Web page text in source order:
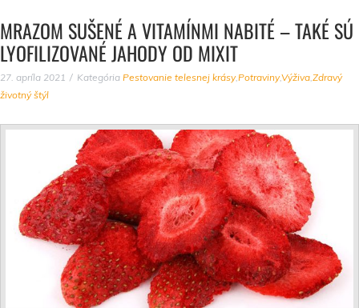
MRAZOM SUŠENÉ A VITAMÍNMI NABITÉ – TAKÉ SÚ
LYOFILIZOVANÉ JAHODY OD MIXIT
27. apríla 2021 Kategória Pestovanie telesnej krásy,Potraviny,Výživa,Zdravý
životný štýl